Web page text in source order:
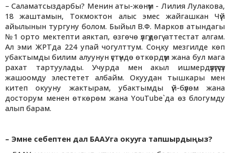
– Саламатсыздарбы? Менин аты-жөнүм - Лилия Лулакова,
18 жаштамын, Токмоктон алыс эмес жайгашкан Чүй
айылынын тургуну болом. Быйыл В.Ф. Марков атындагы
№1 орто мектепти аяктап, өзгөчө үлгүдөгү аттестат алгам.
Ал эми ЖРТда 224 упай чогулттум. Соңку мезгилде көп
убактымды билим алуунун үстүндө өткөрдүм жана бул мага
рахат тартуулады. Учурда мен акыл ишмердүүлүгүсүз
жашоомду элестетет албайм. Окуудан тышкары мен
китеп окууну жактырам, убактымды үй-бүлөм жана
досторум менен өткөрөм жана YouTube`да өз блогумду
алып барам.
– Эмне себептен дал БААУга окууга тапшырдыңыз?